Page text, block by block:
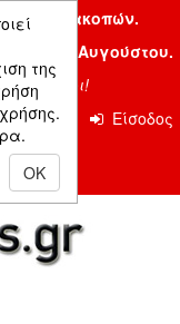
της
OK
λόγω διακοπών.
24 Αυγούστου.
Είσοδος